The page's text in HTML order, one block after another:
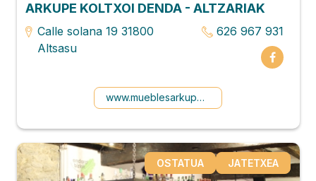
ARKUPE KOLTXOI DENDA - ALTZARIAK
Calle solana 19 31800
Altsasu
626 967 931
www.mueblesarkupe.com
OSTATUA JATETXEA